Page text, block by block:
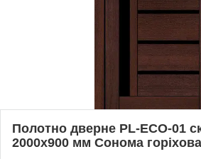
Полотно дверне PL-ECO-01
2000х900 мм Сонома горіхова